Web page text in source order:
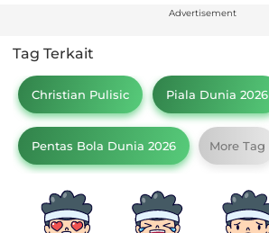
Advertisement
Tag Terkait
Christian Pulisic Piala Dunia 2026
Pentas Bola Dunia 2026 More Tag